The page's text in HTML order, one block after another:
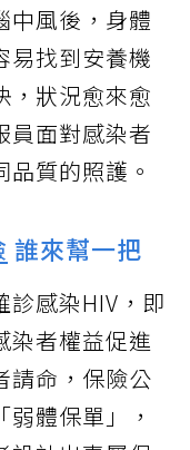
中風後，身體
易找到安養機
，狀況愈來愈
員面對感染者
質的照護。
誰來幫一把
診感染HIV，即
染者權益促進
請命，保險公
體保單」，